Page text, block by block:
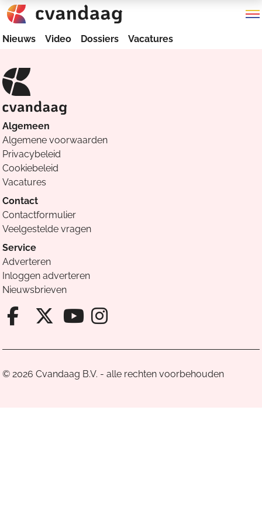
Nieuws Video Dossiers Vacatures
Algemeen
Algemene voorwaarden
Privacybeleid
Cookiebeleid
Vacatures
Contact
Contactformulier
Veelgestelde vragen
Service
Adverteren
Inloggen adverteren
Nieuwsbrieven
Facebook van Cvandaag
X van Cvandaag
Instagram van
© 2026 Cvandaag B.V. - alle rechten voorbehouden